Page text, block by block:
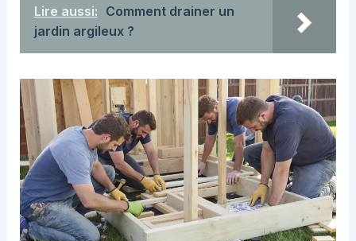
Lire aussi: Comment drainer un
jardin argileux ?